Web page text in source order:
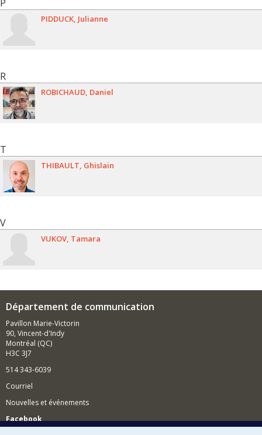
P
PIDDUCK Julianne
R
ROBICHAUD Daniel
T
THIBAULT Ghislain
V
VUKOV Tamara
Département de communication
Pavillon Marie-Victorin
90, Vincent-d'Indy
Montréal (QC)
H3C 3J7
514 343-6039
Courriel
Nouvelles et événements
Facebook